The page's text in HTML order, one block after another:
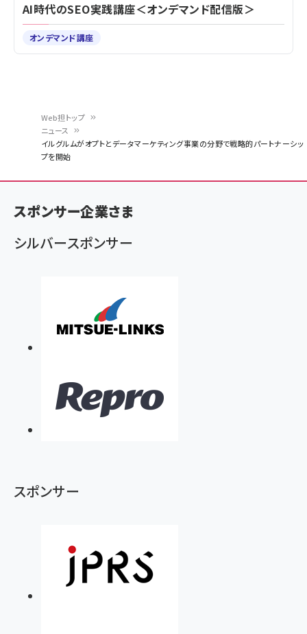
く
ず
Web担トップ
ニュース
イルグルムがオプトとデータマーケティング事業の分野で戦略的パートナーシッ
プを開始
AI時代のSEO実践講座＜オンデマンド配信版＞
オンデマンド講座
スポンサー企業さま
シルバースポンサー
スポンサー